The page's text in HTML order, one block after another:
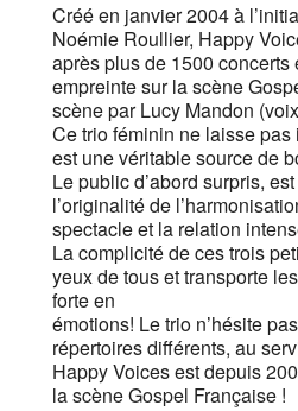
Créé en janvier 2004 à
Noémie Roullier, Happy
après plus de 1500 concerts
empreinte sur la scène
scène par Lucy Mandon
Ce trio féminin ne laisse
est une véritable source de
Le public d’abord surpris,
l’originalité de
spectacle et la relation
La complicité de ces trois
yeux de tous et transporte
forte en
émotions! Le trio n’hésite
répertoires différents, au
Happy Voices est depuis
la scène Gospel Française !